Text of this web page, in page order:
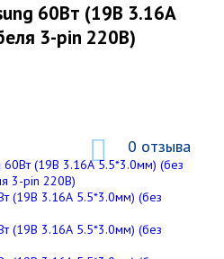
60Вт (19В 3.16А
3-pin 220В)
0 отзыва